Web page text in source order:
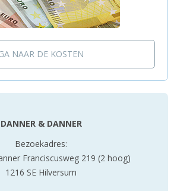
NAAR DE KOSTEN
DANNER & DANNER
Bezoekadres:
Franciscusweg 219 (2 hoog)
1216 SE Hilversum